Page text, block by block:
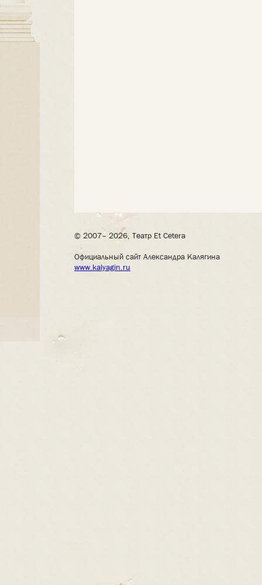
© 2007– 2026, Театр Et Cetera
Официальный сайт Александра Калягина
www.kalyagin.ru